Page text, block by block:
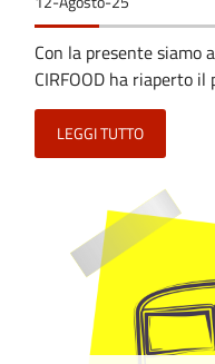
Con la presente siamo
CIRFOOD ha riaperto
LEGGI TUTTO